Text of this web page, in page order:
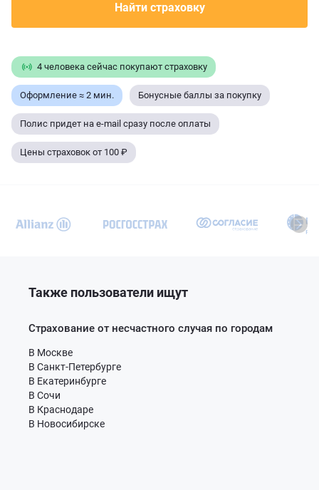
Найти страховку
4 человека сейчас покупают страховку
Оформление ≈ 2 мин. Бонусные баллы за покупку
Полис придет на e-mail сразу после оплаты
Цены страховок от 100 ₽
Также пользователи ищут
Страхование от несчастного случая по городам
В Москве
В Санкт-Петербурге
В Екатеринбурге
В Сочи
В Краснодаре
В Новосибирске